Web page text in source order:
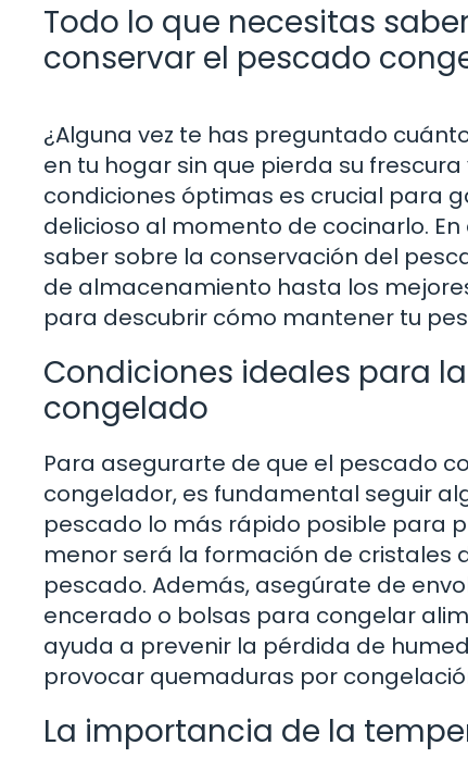
Todo lo que necesitas
conservar el pescado
¿Alguna vez te has preguntado
en tu hogar sin que pierda su
condiciones óptimas es crucial para
delicioso al momento de cocinarlo.
saber sobre la conservación del
de almacenamiento hasta los
para descubrir cómo mantener tu
Condiciones ideales para
congelado
Para asegurarte de que el pescado
congelador, es fundamental seguir
pescado lo más rápido posible para
menor será la formación de cristales
pescado. Además, asegúrate de
encerado o bolsas para congelar
ayuda a prevenir la pérdida de
provocar quemaduras por
La importancia de la